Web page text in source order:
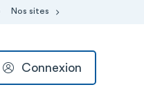
Nos sites
Connexion